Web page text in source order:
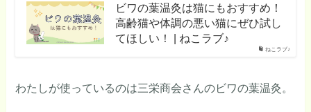
ねこラブ♪
ビワの葉温灸は猫にもおすすめ！
高齢猫や体調の悪い猫にぜひ試し
てほしい！ | ねこラブ♪
わたしが使っているのは三栄商会さんのビワの葉温灸。